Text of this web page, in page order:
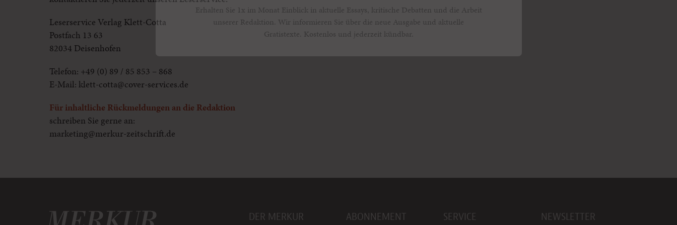
Leserservice Verlag Klett-Cotta
Postfach 13 63
82034 Deisenhofen
Telefon: +49 (0) 89 / 85 853 – 868
E-Mail: klett-cotta@cover-services.de
Für inhaltliche Rückmeldungen an die Redaktion
schreiben Sie gerne an:
marketing@merkur-zeitschrift.de
DER MERKUR ABONNEMENT SERVICE NEWSLETTER
Erhalten Sie 1x im Monat Einblick in aktuelle Essays, kritische Debatten und die Arbeit
unserer Redaktion. Wir informieren Sie über die neue Ausgabe und aktuelle
Gratistexte. Kostenlos und jederzeit kündbar.